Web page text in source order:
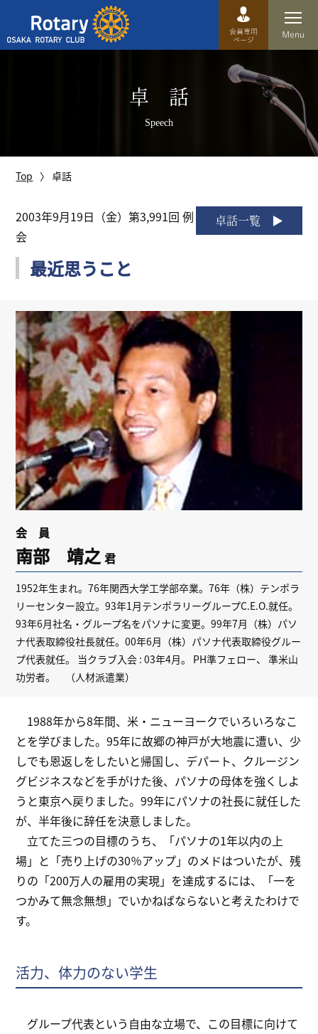
運営方針
歴史
特徴
リンク
会員専用ページ
English
卓 話
Speech
Top 卓話
卓話一覧
2003年9月19日（金）第3,991回 例
会
最近思うこと
会 員
南部 靖之君
1952年生まれ。76年関西大学工学部卒業。76年（株）テンポラ
リーセンター設立。93年1月テンポラリーグループC.E.O.就任。
93年6月社名・グループ名をパソナに変更。99年7月（株）パソ
ナ代表取締役社長就任。00年6月（株）パソナ代表取締役グルー
プ代表就任。 当クラブ入会 : 03年4月。 PH準フェロー、 準米山
功労者。 （人材派遣業）
1988年から8年間、米・ニューヨークでいろいろなこ
とを学びました。95年に故郷の神戸が大地震に遭い、少
しでも恩返しをしたいと帰国し、デパート、クルージン
グビジネスなどを手がけた後、パソナの母体を強くしよ
うと東京へ戻りました。99年にパソナの社長に就任した
が、半年後に辞任を決意しました。
立てた三つの目標のうち、「パソナの1年以内の上
場」と「売り上げの30％アップ」のメドはついたが、残
りの「200万人の雇用の実現」を達成するには、「一を
つかみて無念無想」でいかねばならないと考えたわけで
す。
活力、体力のない学生
グループ代表という自由な立場で、この目標に向けて